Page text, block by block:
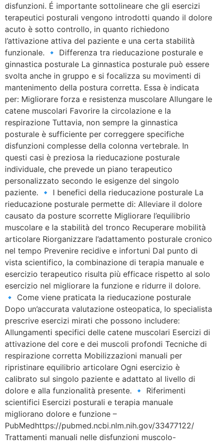
disfunzioni. É importante sottolineare che gli esercizi
terapeutici posturali vengono introdotti quando il dolore
acuto è sotto controllo, in quanto richiedono
l’attivazione attiva del paziente e una certa stabilità
funzionale. 🔹 Differenza tra rieducazione posturale e
ginnastica posturale La ginnastica posturale può essere
svolta anche in gruppo e si focalizza su movimenti di
mantenimento della postura corretta. Essa è indicata
per: Migliorare forza e resistenza muscolare Allungare le
catene muscolari Favorire la circolazione e la
respirazione Tuttavia, non sempre la ginnastica
posturale è sufficiente per correggere specifiche
disfunzioni complesse della colonna vertebrale. In
questi casi è preziosa la rieducazione posturale
individuale, che prevede un piano terapeutico
personalizzato secondo le esigenze del singolo
paziente. 🔹 I benefici della rieducazione posturale La
rieducazione posturale permette di: Alleviare il dolore
causato da posture scorrette Migliorare l’equilibrio
muscolare e la stabilità del tronco Recuperare mobilità
articolare Riorganizzare l’adattamento posturale cronico
nel tempo Prevenire recidive e infortuni Dal punto di
vista scientifico, la combinazione di terapia manuale e
esercizio terapeutico risulta più efficace rispetto al solo
esercizio nel migliorare la funzione e ridurre il dolore.
🔹 Come viene praticata la rieducazione posturale
Dopo un’accurata valutazione osteopatica, lo specialista
prescrive esercizi mirati che possono includere:
Allungamenti specifici delle catene muscolari Esercizi di
attivazione del core e dei muscoli profondi Tecniche di
respirazione corretta Mobilizzazioni manuali per
ripristinare equilibrio articolare Ogni esercizio è
calibrato sul singolo paziente e adattato al livello di
dolore e alla funzionalità presente. 🔹 Riferimenti
scientifici Esercizi posturali e terapia manuale
migliorano dolore e funzione –
PubMedhttps://pubmed.ncbi.nlm.nih.gov/33477122/
Trattamenti manuali nelle disfunzioni muscolo-